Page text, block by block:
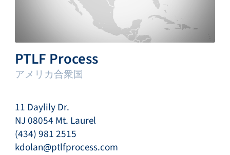
PTLF Process
アメリカ合衆国
11 Daylily Dr.
NJ 08054 Mt. Laurel
(434) 981 2515
kdolan@ptlfprocess.com